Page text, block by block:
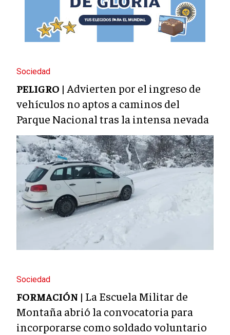
Sociedad
PELIGRO | Advierten por el ingreso de
vehículos no aptos a caminos del
Parque Nacional tras la intensa nevada
Sociedad
FORMACIÓN | La Escuela Militar de
Montaña abrió la convocatoria para
incorporarse como soldado voluntario